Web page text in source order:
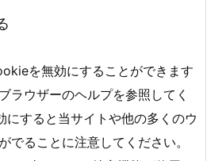
を無効にすることができます
ラウザーのヘルプを参照してく
すると当サイトや他の多くのウ
でることに注意してください。